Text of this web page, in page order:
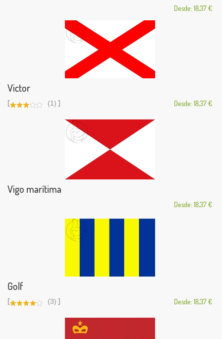
Desde: 18,37 €
Victor
[ (1) ] Desde: 18,37 €
Vigo marítima
Desde: 18,37 €
Golf
[ (3) ] Desde: 18,37 €